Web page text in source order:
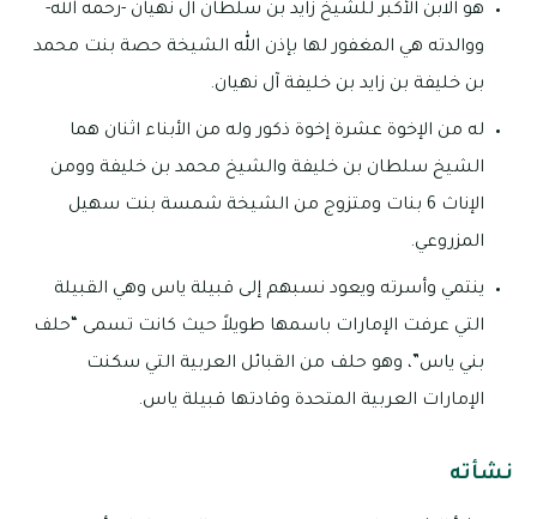
هو الابن الأكبر للشيخ زايد بن سلطان آل نهيان -رحمه الله-
ووالدته هي المغفور لها بإذن الله الشيخة حصة بنت محمد
بن خليفة بن زايد بن خليفة آل نهيان.
له من الإخوة عشرة إخوة ذكور وله من الأبناء اثنان هما
الشيخ سلطان بن خليفة والشيخ محمد بن خليفة وومن
الإناث 6 بنات ومتزوج من الشيخة شمسة بنت سهيل
المزروعي.
ينتمي وأسرته ويعود نسبهم إلى قبيلة ياس وهي القبيلة
التي عرفت الإمارات باسمها طويلاً حيث كانت تسمى “حلف
بني ياس”، وهو حلف من القبائل العربية التي سكنت
الإمارات العربية المتحدة وقادتها قبيلة ياس.
نشأته